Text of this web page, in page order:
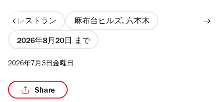
レストラン 麻布台ヒルズ, 六本木
2026年8月20日 まで
2026年7月3日金曜日
Share